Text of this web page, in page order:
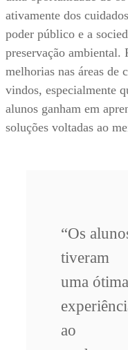
ativamente dos
poder público e a
preservação ambiental.
melhorias nas áreas de
vindos, especialmente
alunos ganham em
soluções voltadas ao
“Os
tiveram
uma ótima
ao